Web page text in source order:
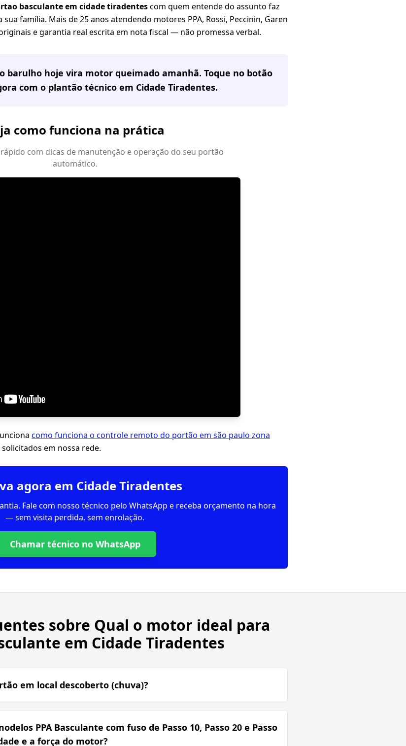
basculante em cidade tiradentescom quem entende do assunto faz
família. Mais de 25 anos atendendo motores PPA, Rossi, Peccinin, Garen
e garantia real escrita em nota fiscal — não promessa verbal.
barulho hoje vira motor queimado amanhã. Toque no botão
com o plantão técnico em Cidade Tiradentes.
como funciona na prática
com dicas de manutenção e operação do seu portão
automático.
como funciona o controle remoto do portão em são paulo zona
em nossa rede.
agora em Cidade Tiradentes
Fale com nosso técnico pelo WhatsApp e receba orçamento na hora
— sem visita perdida, sem enrolação.
Chamar técnico no WhatsApp
sobre Qual o motor ideal para
em Cidade Tiradentes
em local descoberto (chuva)?
PPA Basculante com fuso de Passo 10, Passo 20 e Passo
e a força do motor?